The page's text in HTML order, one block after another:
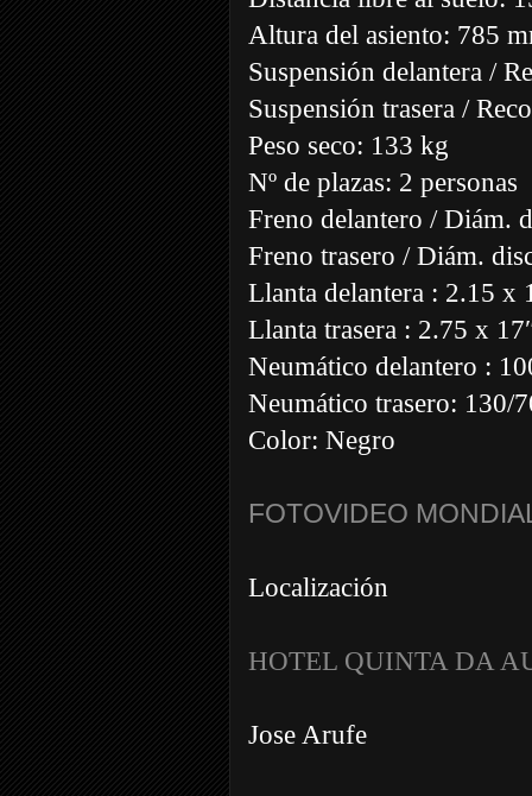
Altura del asiento: 785
Suspensión delantera /
Suspensión trasera /
Peso seco: 133 kg
Nº de plazas: 2 personas
Freno delantero / Diám.
Freno trasero / Diám.
Llanta delantera : 2.15 x
Llanta trasera : 2.75 x
Neumático delantero :
Neumático trasero: 130/
Color: Negro
FOTOVIDEO
Localización
HOTEL QUINTA DA
Jose Arufe